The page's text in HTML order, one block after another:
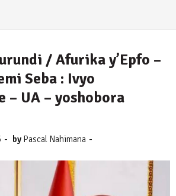
/ Afurika y’Epfo –
Seba : Ivyo
– UA – yoshobora
- by Pascal Nahimana -